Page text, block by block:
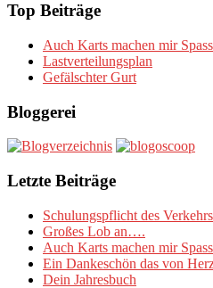
Top Beiträge
Auch Karts machen mir
Lastverteilungsplan
Gefälschter Gurt
Bloggerei
Letzte Beiträge
Schulungspflicht des
Großes Lob an….
Auch Karts machen mir
Ein Dankeschön das von
Dein Jahresbuch